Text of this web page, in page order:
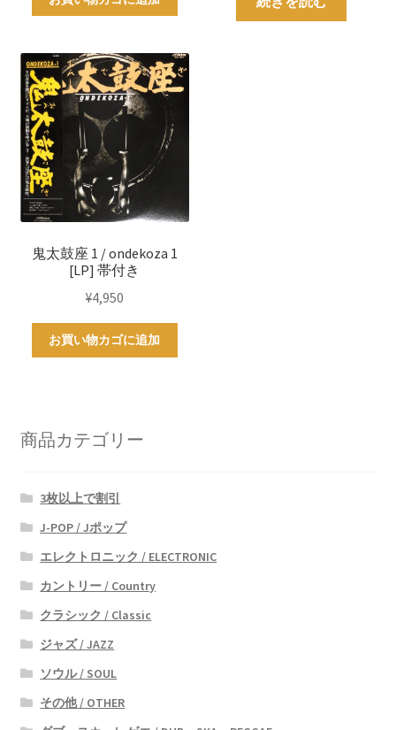
鬼太鼓座 1 / ondekoza 1
[LP] 帯付き
¥4,950
お買い物カゴに追加
商品カテゴリー
3枚以上で割引
J-POP / Jポップ
エレクトロニック / ELECTRONIC
カントリー / Country
クラシック / Classic
ジャズ / JAZZ
ソウル / SOUL
その他 / OTHER